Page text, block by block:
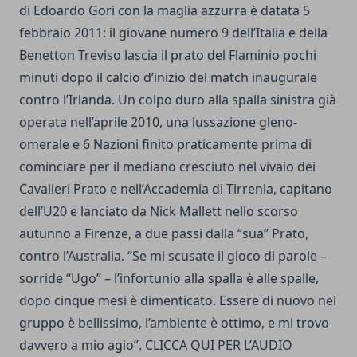
di Edoardo Gori con la maglia azzurra è datata 5
febbraio 2011: il giovane numero 9 dell’Italia e della
Benetton Treviso lascia il prato del Flaminio pochi
minuti dopo il calcio d’inizio del match inaugurale
contro l’Irlanda. Un colpo duro alla spalla sinistra già
operata nell’aprile 2010, una lussazione gleno-
omerale e 6 Nazioni finito praticamente prima di
cominciare per il mediano cresciuto nel vivaio dei
Cavalieri Prato e nell’Accademia di Tirrenia, capitano
dell’U20 e lanciato da Nick Mallett nello scorso
autunno a Firenze, a due passi dalla “sua” Prato,
contro l’Australia. “Se mi scusate il gioco di parole –
sorride “Ugo” – l’infortunio alla spalla è alle spalle,
dopo cinque mesi è dimenticato. Essere di nuovo nel
gruppo è bellissimo, l’ambiente è ottimo, e mi trovo
davvero a mio agio”. CLICCA QUI PER L’AUDIO